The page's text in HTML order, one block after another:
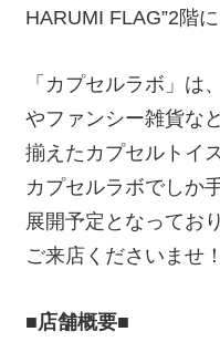
HARUMI FLAG”2階
「カプセルラボ」は
やファンシー雑貨な
揃えたカプセルトイ
カプセルラボでしか
展開予定となってお
ご来店くださいませ！
■店舗概要■